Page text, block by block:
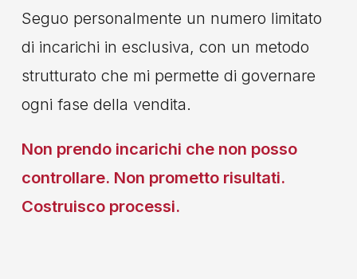
Seguo personalmente un numero limitato
di incarichi in esclusiva, con un metodo
strutturato che mi permette di governare
ogni fase della vendita.
Non prendo incarichi che non posso
controllare. Non prometto risultati.
Costruisco processi.